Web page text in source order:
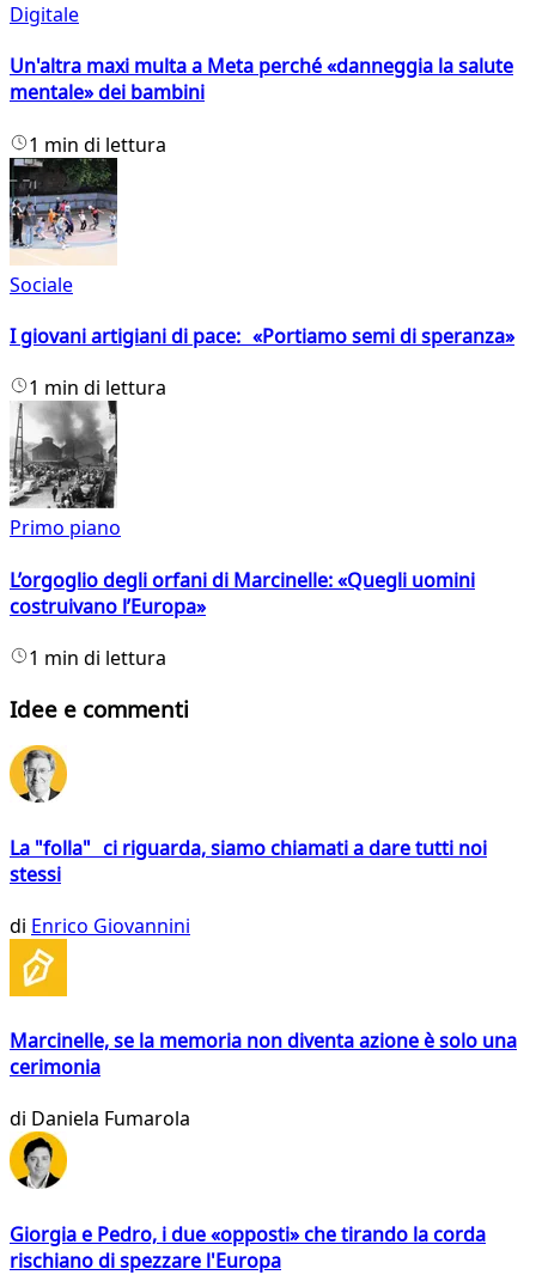
Digitale
Un'altra maxi multa a Meta perché «danneggia la salute
mentale» dei bambini
1 min di lettura
Sociale
I giovani artigiani di pace: «Portiamo semi di speranza»
1 min di lettura
Primo piano
L’orgoglio degli orfani di Marcinelle: «Quegli uomini
costruivano l’Europa»
1 min di lettura
Idee e commenti
La "folla" ci riguarda, siamo chiamati a dare tutti noi
stessi
di Enrico Giovannini
Marcinelle, se la memoria non diventa azione è solo una
cerimonia
di Daniela Fumarola
Giorgia e Pedro, i due «opposti» che tirando la corda
rischiano di spezzare l'Europa